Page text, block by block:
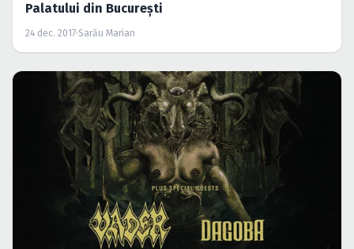
Palatului din Bucureşti
24 dec. 2017·Sarău Marian